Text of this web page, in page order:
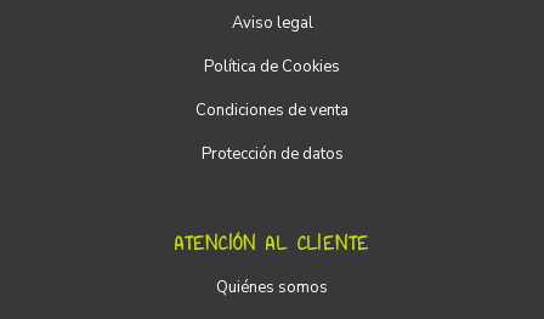
Aviso legal
Política de Cookies
Condiciones de venta
Protección de datos
ATENCIÓN AL CLIENTE
Quiénes somos